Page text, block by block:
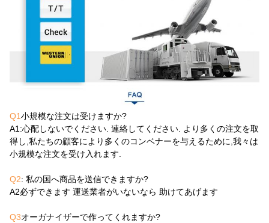
Q1小規模な注文は受けますか?
A1:心配しないでください. 連絡してください. より多くの注文を取
得し,私たちの顧客により多くのコンベナーを与えるために,我々は
小規模な注文を受け入れます.
Q2: 私の国へ商品を送信できますか?
A2必ずできます 運送業者がいないなら 助けてあげます
Q3オーガナイザーで作ってくれますか?